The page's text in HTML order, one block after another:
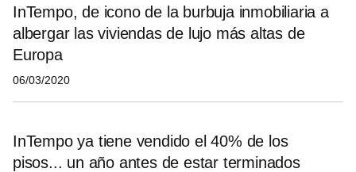
InTempo, de icono de la burbuja inmobiliaria a
albergar las viviendas de lujo más altas de
Europa
06/03/2020
InTempo ya tiene vendido el 40% de los
pisos... un año antes de estar terminados